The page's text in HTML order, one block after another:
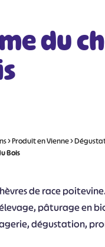
du
>Produit en Vienne>
Bois
de race
pâturage en
dégustation,